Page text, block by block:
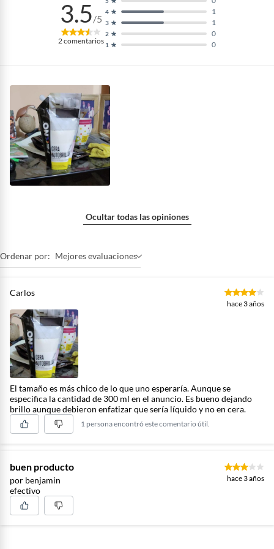
3.5/5
2comentarios 1 0
2 0
3 1
4 1
Ocultar todas las opiniones
Ordenar por: Mejores evaluaciones
Carlos
hace 3 años
El tamaño es más chico de lo que uno esperaría. Aunque se
especifica la cantidad de 300 ml en el anuncio. Es bueno dejando
brillo aunque debieron enfatizar que sería líquido y no en cera.
1 persona encontró este comentario útil.
buen producto
por benjamin hace 3 años
efectivo